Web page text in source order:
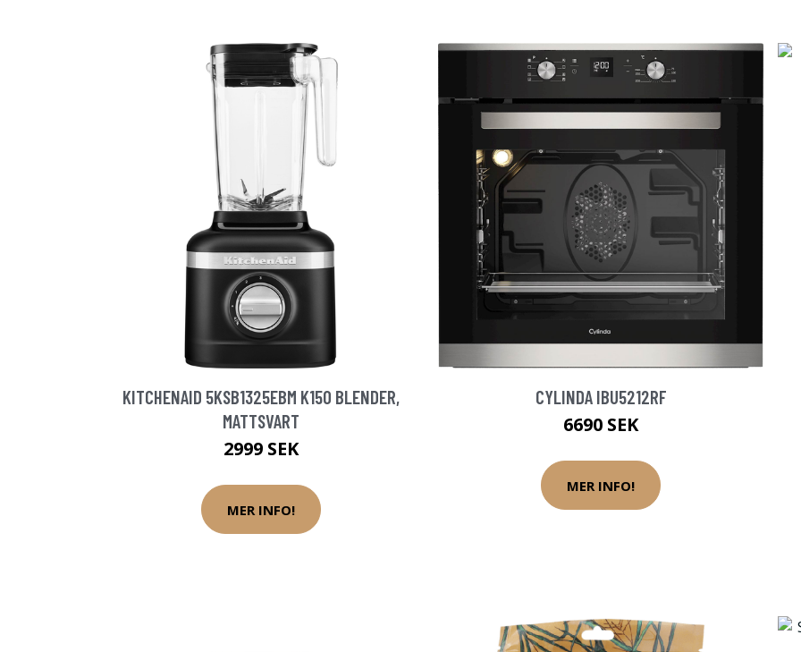
KITCHENAID 5KSB1325EBM K150 BLENDER,
MATTSVART
2999 SEK
MER INFO!
CYLINDA IBU5212RF
6690 SEK
MER INFO!